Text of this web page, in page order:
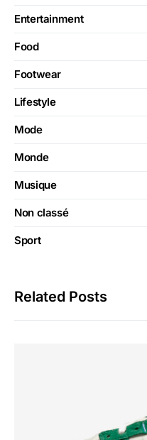
Entertainment
Food
Footwear
Lifestyle
Mode
Monde
Musique
Non classé
Sport
Related Posts